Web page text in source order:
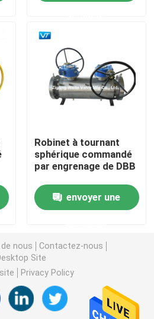
commandé par
robinet à tournant sphérique
à flasque d'acier
de flottement
monté par tourillon
Robinet à tournant
sphérique commandé
par engrenage de DBB
envoyer une
nous
Contactez-nous
Site
Privacy Policy